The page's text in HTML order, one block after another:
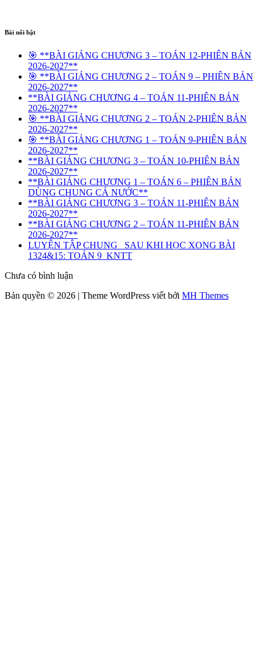
Bài nổi bật
🎯 **BÀI GIẢNG CHƯƠNG 3 – TOÁN 12-PHIÊN BẢN
2026-2027**
🎯 **BÀI GIẢNG CHƯƠNG 2 – TOÁN 9 – PHIÊN BẢN
2026-2027**
**BÀI GIẢNG CHƯƠNG 4 – TOÁN 11-PHIÊN BẢN
2026-2027**
🎯 **BÀI GIẢNG CHƯƠNG 2 – TOÁN 2-PHIÊN BẢN
2026-2027**
🎯 **BÀI GIẢNG CHƯƠNG 1 – TOÁN 9-PHIÊN BẢN
2026-2027**
**BÀI GIẢNG CHƯƠNG 3 – TOÁN 10-PHIÊN BẢN
2026-2027**
**BÀI GIẢNG CHƯƠNG 1 – TOÁN 6 – PHIÊN BẢN
DÙNG CHUNG CẢ NƯỚC**
**BÀI GIẢNG CHƯƠNG 3 – TOÁN 11-PHIÊN BẢN
2026-2027**
**BÀI GIẢNG CHƯƠNG 2 – TOÁN 11-PHIÊN BẢN
2026-2027**
LUYỆN TẬP CHUNG_ SAU KHI HỌC XONG BÀI
1324&15: TOÁN 9_KNTT
Chưa có bình luận
Bản quyền © 2026 | Theme WordPress viết bởi MH Themes